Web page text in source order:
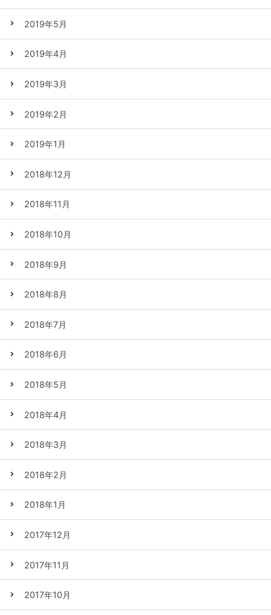
2019年5月
2019年4月
2019年3月
2019年2月
2019年1月
2018年12月
2018年11月
2018年10月
2018年9月
2018年8月
2018年7月
2018年6月
2018年5月
2018年4月
2018年3月
2018年2月
2018年1月
2017年12月
2017年11月
2017年10月